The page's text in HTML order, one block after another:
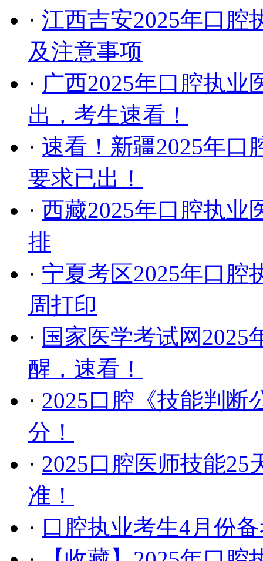
· 江西吉安2025年口腔
及注意事项
· 广西2025年口腔执业
出，考生速看！
· 速看！新疆2025年口
要求已出！
· 西藏2025年口腔执业
排
· 宁夏考区2025年口腔
周打印
· 国家医学考试网2025
醒，速看！
· 2025口腔《技能判断
分！
· ​2025口腔医师技能
准！
· 口腔执业考生4月份